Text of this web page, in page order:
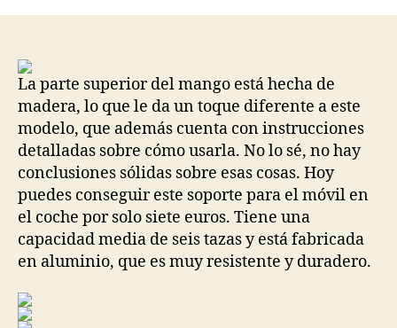
La parte superior del mango está hecha de
madera, lo que le da un toque diferente a este
modelo, que además cuenta con instrucciones
detalladas sobre cómo usarla. No lo sé, no hay
conclusiones sólidas sobre esas cosas. Hoy
puedes conseguir este soporte para el móvil en
el coche por solo siete euros. Tiene una
capacidad media de seis tazas y está fabricada
en aluminio, que es muy resistente y duradero.